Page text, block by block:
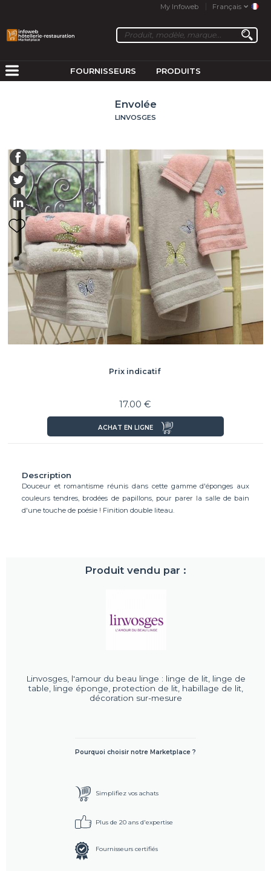
My Infoweb Français
FOURNISSEURS PRODUITS
Envolée
LINVOSGES
Description
Douceur et romantisme réunis dans cette gamme d'éponges aux
couleurs tendres, brodées de papillons, pour parer la salle de bain
d'une touche de poésie ! Finition double liteau.
Produit vendu par :
Linvosges, l'amour du beau linge : linge de lit, linge de
table, linge éponge, protection de lit, habillage de lit,
décoration sur-mesure
Prix indicatif
17.00 €
ACHAT EN LIGNE
Pourquoi choisir notre Marketplace ?
Simplifiez vos achats
Plus de 20 ans d'expertise
Fournisseurs certifiés